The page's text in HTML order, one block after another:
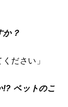
か？
ださい」
ペットのこ